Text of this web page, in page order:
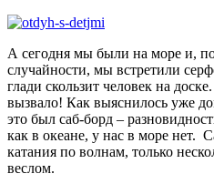
А сегодня мы были на море и,
случайности, мы встретили
глади скользит человек на
вызвало! Как выяснилось уже
это был саб-борд –
как в океане, у нас в море нет.
катания по волнам, только
веслом.